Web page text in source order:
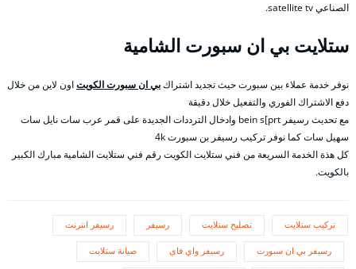
الصناعي satellite tv.
ستلايت بي ان سبورت الشامية
نوفر خدمة عملاء بين سبورت حيث تجديد اشتراكبي ان سبورت الكويتاون لاين من خلال
دفع الاشتراك الفوري والتفعيل خلال دقيقة
مع تحديث رسيفر bein s[prt وادخال الترددات الجديدة على قمر عرب سات نايل سات
سهيل سات كما نوفر تركيب رسيفر بن سبورت 4k
كل هذة الخدمة السريعة من فني ستلايت الكويت رقم فني ستلايت الشامية مبارك الكبير
بالكويت.
تركيب ستلايت تصليح ستلايت رسيفر رسيفر انترنت
رسيفر بي ان سبورت رسيفر واي فاي صيانة ستلايت